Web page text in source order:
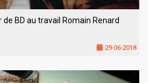
de BD au travail Romain Renard
29-06-2018